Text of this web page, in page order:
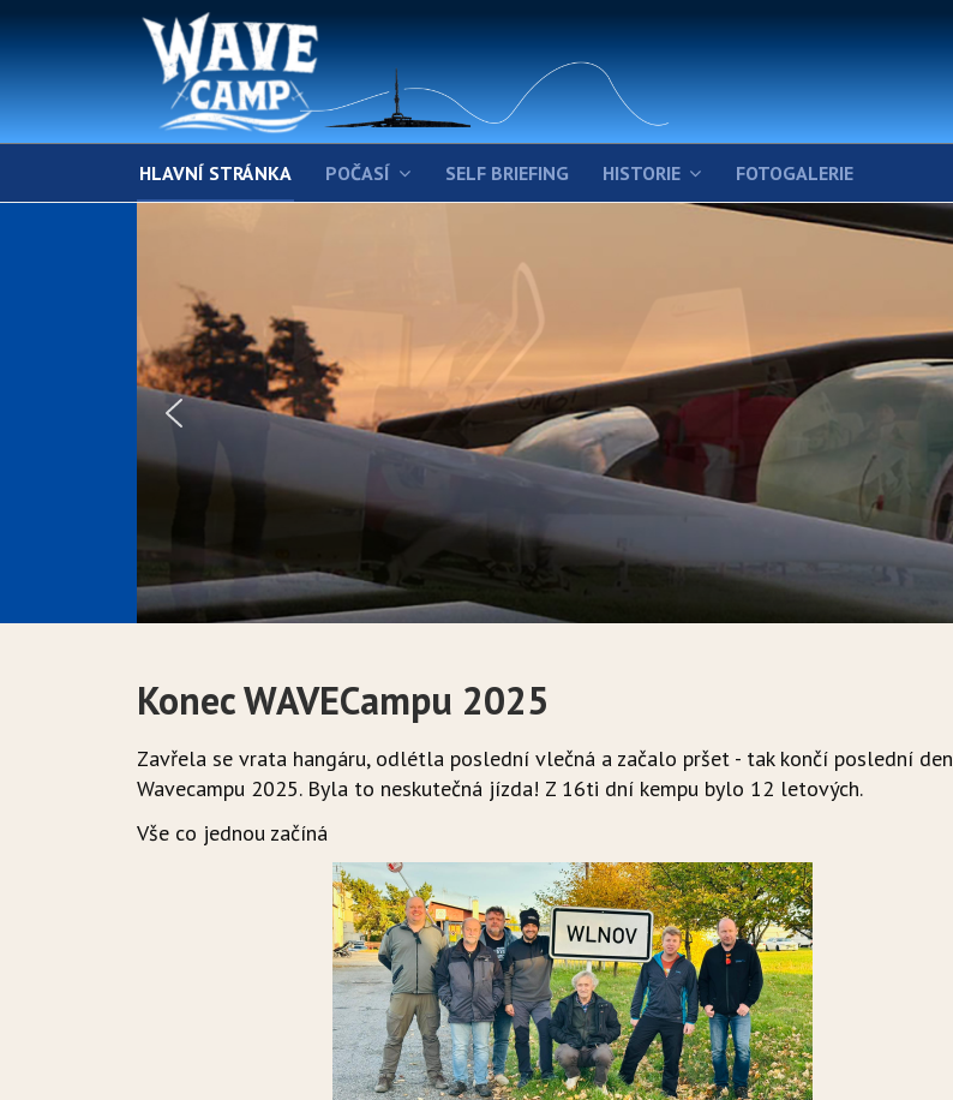
HLAVNÍ STRÁNKA POČASÍ SELF BRIEFING HISTORIE FOTOGALERIE
Konec WAVECampu 2025
Zavřela se vrata hangáru, odlétla poslední vlečná a začalo pršet - tak končí poslední den
Wavecampu 2025. Byla to neskutečná jízda! Z 16ti dní kempu bylo 12 letových.
Vše co jednou začíná